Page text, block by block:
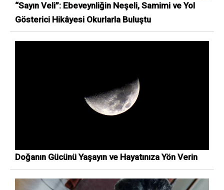
“Sayın Veli”: Ebeveynliğin Neşeli, Samimi ve Yol
Gösterici Hikâyesi Okurlarla Buluştu
Doğanın Gücünü Yaşayın ve Hayatınıza Yön Verin